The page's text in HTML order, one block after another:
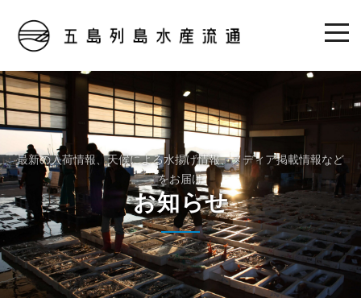
最新の入荷情報、天候による水揚げ情報、メディア掲載情報など
をお届け
お知らせ